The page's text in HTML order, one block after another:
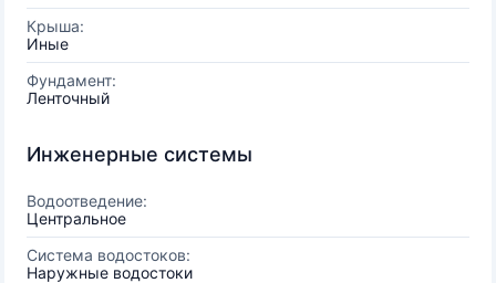
Крыша:
Иные
Фундамент:
Ленточный
Инженерные системы
Водоотведение:
Центральное
Система водостоков:
Наружные водостоки